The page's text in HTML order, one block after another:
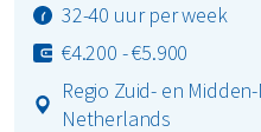
32-40 uur per week
€4.200 - €5.900
Regio Zuid- en
Netherlands